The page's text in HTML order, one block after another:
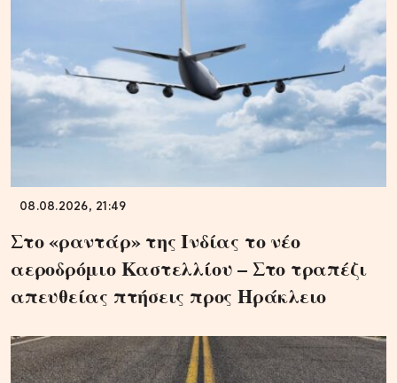
08.08.2026, 21:49
Στο «ραντάρ» της Ινδίας το νέο
αεροδρόμιο Καστελλίου – Στο τραπέζι
απευθείας πτήσεις προς Ηράκλειο